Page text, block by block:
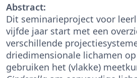
Abstract:
Dit seminarieproject voor
vijfde jaar start met een
verschillende
driedimensionale lichamen
gebruiken het (vlakke)